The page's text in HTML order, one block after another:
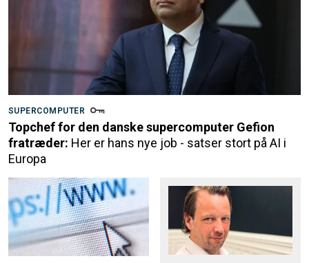
SUPERCOMPUTER
Topchef for den danske supercomputer Gefion
fratræder: Her er hans nye job - satser stort på AI i
Europa